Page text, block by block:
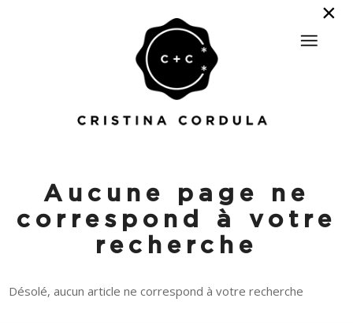
Aucune page ne
correspond à votre
recherche
Désolé, aucun article ne correspond à votre recherche